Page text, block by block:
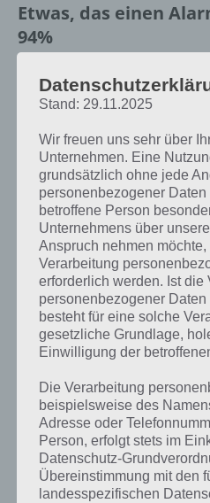
Etwas, das einen
94%
Oben findest du bereits die Lösung
hat. Da die Reihenfolge bei jedem
nicht das exakte Level anzeigen,
Komplettlösung jedoch trotzdem zu
entsprechenden Antworten findest!
Weitere
gesucht?
Komplettlösung
kannst du mit
schnell die
Lösungen der
finden!
Du findest Lösungen auch ohne
Münzen einsetzt. Da diese jedoch
die Möglichkeit alle Antworten zu
Stand: 29.11.2025
Wir freuen uns sehr über
Unternehmen. Eine
grundsätzlich ohne jede
personenbezogener
betroffene Person
Unternehmens über
Anspruch nehmen
Verarbeitung
erforderlich werden. Ist die
personenbezogener Daten
besteht für eine solche
gesetzliche Grundlage,
Einwilligung der
Die Verarbeitung
beispielsweise des
Adresse oder
Person, erfolgt stets im
Datenschutz-
Übereinstimmung mit den
landesspezifischen